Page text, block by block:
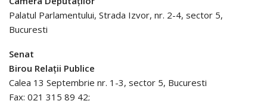
Palatul Parlamentului, Strada Izvor, nr. 2-4, sector 5,
Bucuresti
Senat
Birou Relații Publice
Calea 13 Septembrie nr. 1-3, sector 5, Bucuresti
Fax: 021 315 89 42;